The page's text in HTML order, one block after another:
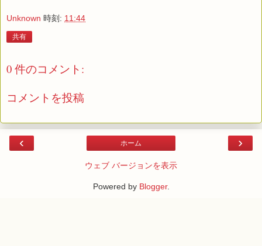
Unknown 時刻: 11:44
共有
0 件のコメント:
コメントを投稿
‹ ›
ホーム
ウェブ バージョンを表示
Powered by Blogger.